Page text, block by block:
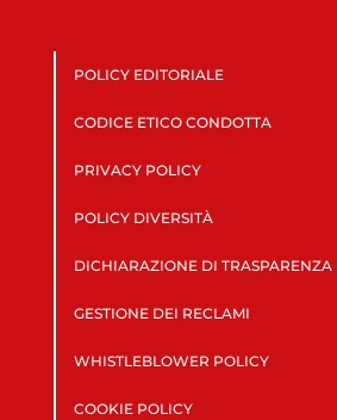
POLICY EDITORIALE
CODICE ETICO CONDOTTA
PRIVACY POLICY
POLICY DIVERSITÀ
DICHIARAZIONE DI TRASPARENZA
GESTIONE DEI RECLAMI
WHISTLEBLOWER POLICY
COOKIE POLICY